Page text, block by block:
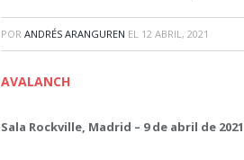
POR ANDRÉS ARANGUREN EL 12 ABRIL, 2021
AVALANCH
Sala Rockville, Madrid – 9 de abril de 2021